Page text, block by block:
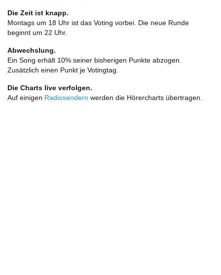
Die Zeit ist knapp.
Montags um 18 Uhr ist das Voting vorbei. Die neue Runde
beginnt um 22 Uhr.
Abwechslung.
Ein Song erhält 10% seiner bisherigen Punkte abzogen.
Zusätzlich einen Punkt je Votingtag.
Die Charts live verfolgen.
Auf einigen Radiosendern werden die Hörercharts übertragen.